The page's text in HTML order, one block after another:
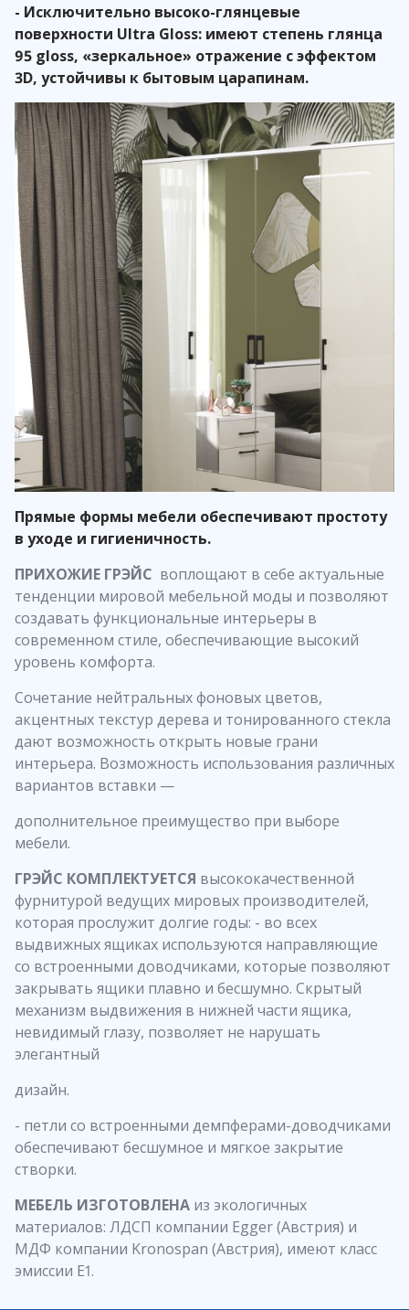
- Исключительно высоко-глянцевые
поверхности Ultra Gloss: имеют степень глянца
95 gloss, «зеркальное» отражение с эффектом
3D, устойчивы к бытовым царапинам.
Прямые формы мебели обеспечивают простоту
в уходе и гигиеничность.
ПРИХОЖИЕ ГРЭЙС воплощают в себе актуальные
тенденции мировой мебельной моды и позволяют
создавать функциональные интерьеры в
современном стиле, обеспечивающие высокий
уровень комфорта.
Сочетание нейтральных фоновых цветов,
акцентных текстур дерева и тонированного стекла
дают возможность открыть новые грани
интерьера. Возможность использования различных
вариантов вставки —
дополнительное преимущество при выборе
мебели.
ГРЭЙС КОМПЛЕКТУЕТСЯ высококачественной
фурнитурой ведущих мировых производителей,
которая прослужит долгие годы: - во всех
выдвижных ящиках используются направляющие
со встроенными доводчиками, которые позволяют
закрывать ящики плавно и бесшумно. Скрытый
механизм выдвижения в нижней части ящика,
невидимый глазу, позволяет не нарушать
элегантный
дизайн.
- петли со встроенными демпферами-доводчиками
обеспечивают бесшумное и мягкое закрытие
створки.
МЕБЕЛЬ ИЗГОТОВЛЕНА из экологичных
материалов: ЛДСП компании Egger (Австрия) и
МДФ компании Kronospan (Австрия), имеют класс
эмиссии Е1.